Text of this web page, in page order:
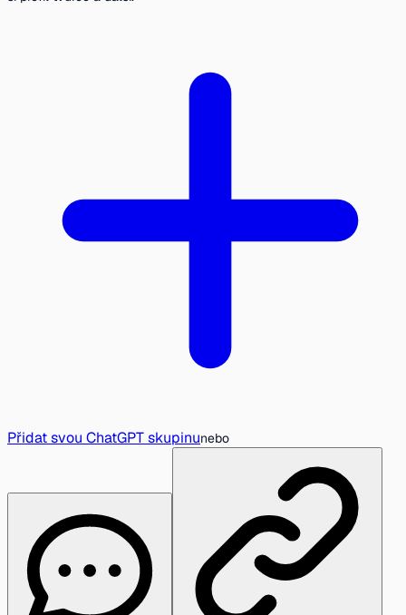
Přidat svou ChatGPT skupinunebo